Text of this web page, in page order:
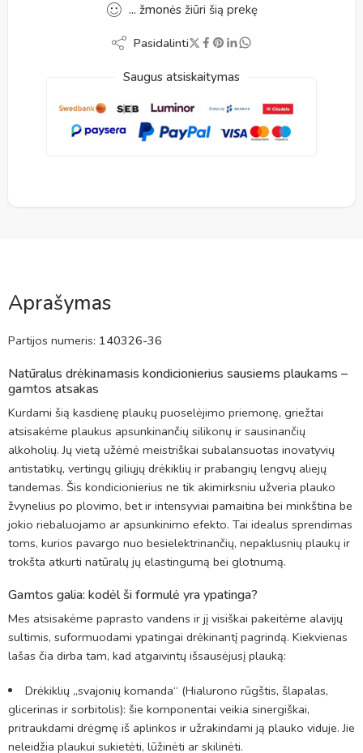
... žmonėsžiūri šią prekę
Pasidalinti
Saugus atsiskaitymas
Aprašymas
Partijos numeris: 140326-36
Natūralus drėkinamasis kondicionierius sausiems plaukams –
gamtos atsakas
Kurdami šią kasdienę plaukų puoselėjimo priemonę, griežtai
atsisakėme plaukus apsunkinančių silikonų ir sausinančių
alkoholių. Jų vietą užėmė meistriškai subalansuotas inovatyvių
antistatikų, vertingų giliųjų drėkiklių ir prabangių lengvų aliejų
tandemas. Šis kondicionierius ne tik akimirksniu užveria plauko
žvynelius po plovimo, bet ir intensyviai pamaitina bei minkština be
jokio riebaluojamo ar apsunkinimo efekto. Tai idealus sprendimas
toms, kurios pavargo nuo besielektrinančių, nepaklusnių plaukų ir
trokšta atkurti natūralų jų elastingumą bei glotnumą.
Gamtos galia: kodėl ši formulė yra ypatinga?
Mes atsisakėme paprasto vandens ir jį visiškai pakeitėme alavijų
sultimis, suformuodami ypatingai drėkinantį pagrindą. Kiekvienas
lašas čia dirba tam, kad atgaivintų išsausėjusį plauką:
Drėkiklių „svajonių komanda“ (Hialurono rūgštis, šlapalas,
glicerinas ir sorbitolis): šie komponentai veikia sinergiškai,
pritraukdami drėgmę iš aplinkos ir užrakindami ją plauko viduje. Jie
neleidžia plaukui sukietėti, lūžinėti ar skilinėti.